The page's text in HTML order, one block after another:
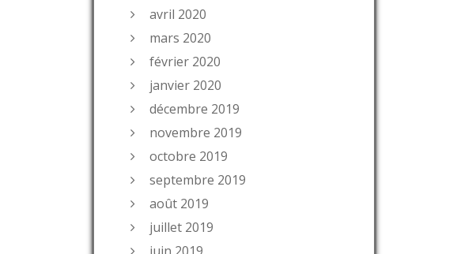
avril 2020
mars 2020
février 2020
janvier 2020
décembre 2019
novembre 2019
octobre 2019
septembre 2019
août 2019
juillet 2019